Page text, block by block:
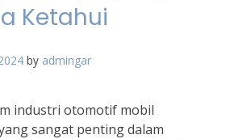
Ketahui
by admingar
industri otomotif mobil
sangat penting dalam